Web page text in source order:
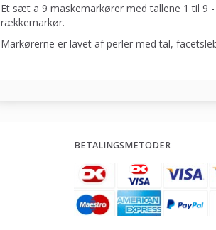
Et sæt a 9 maskemarkører med tallene 1 til 9
rækkemarkør.
Markørerne er lavet af perler med tal,
BETALINGSMETODER